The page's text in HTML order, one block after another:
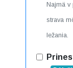
Najmä v
strava
ležania.